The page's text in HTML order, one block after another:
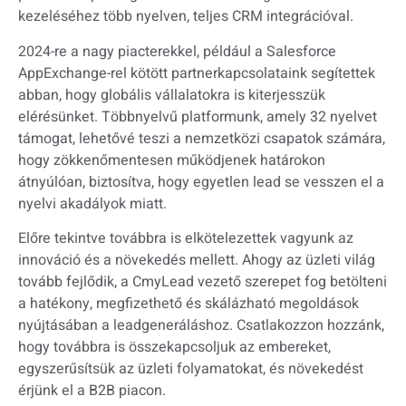
kezeléséhez több nyelven, teljes CRM integrációval.
2024-re a nagy piacterekkel, például a Salesforce
AppExchange-rel kötött partnerkapcsolataink segítettek
abban, hogy globális vállalatokra is kiterjesszük
elérésünket. Többnyelvű platformunk, amely 32 nyelvet
támogat, lehetővé teszi a nemzetközi csapatok számára,
hogy zökkenőmentesen működjenek határokon
átnyúlóan, biztosítva, hogy egyetlen lead se vesszen el a
nyelvi akadályok miatt.
Előre tekintve továbbra is elkötelezettek vagyunk az
innováció és a növekedés mellett. Ahogy az üzleti világ
tovább fejlődik, a CmyLead vezető szerepet fog betölteni
a hatékony, megfizethető és skálázható megoldások
nyújtásában a leadgeneráláshoz. Csatlakozzon hozzánk,
hogy továbbra is összekapcsoljuk az embereket,
egyszerűsítsük az üzleti folyamatokat, és növekedést
érjünk el a B2B piacon.